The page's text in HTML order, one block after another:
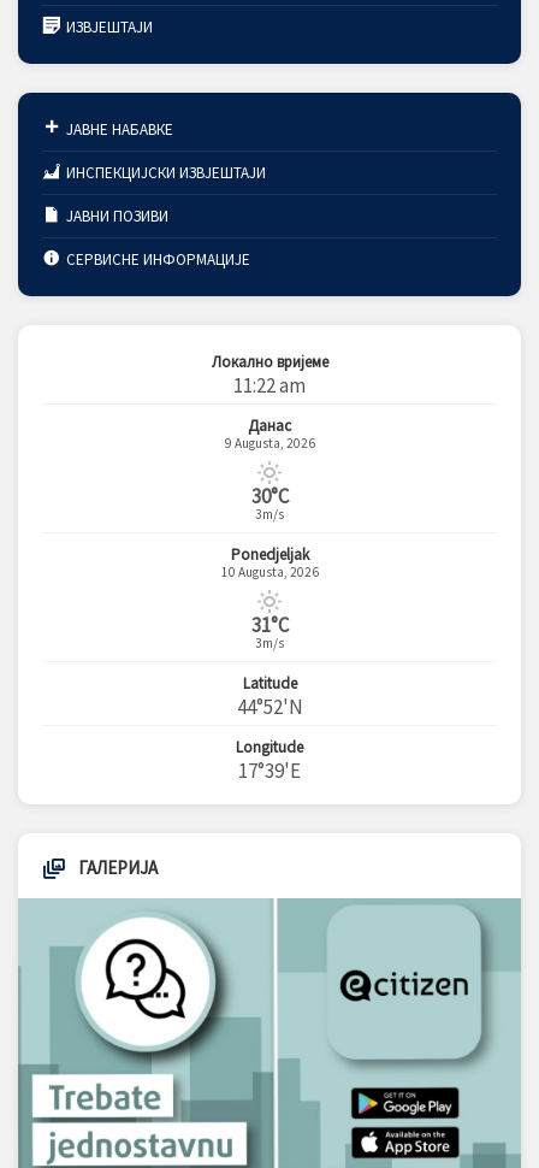
ИЗВЈЕШТАЈИ
ЈАВНЕ НАБАВКЕ
ИНСПЕКЦИЈСКИ ИЗВЈЕШТАЈИ
ЈАВНИ ПОЗИВИ
СЕРВИСНЕ ИНФОРМАЦИЈЕ
Локално вријеме
11:22 am
Данас
9 Augusta, 2026
30°C
3m/s
Ponedjeljak
10 Augusta, 2026
31°C
3m/s
Latitude
44°52'N
Longitude
17°39'E
ГАЛЕРИЈА